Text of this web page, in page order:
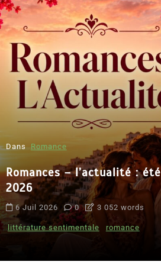
Dans Romance
Romances – l’actualité : été
2026
6 Juil 2026 0 3 052 words
littérature sentimentale romance